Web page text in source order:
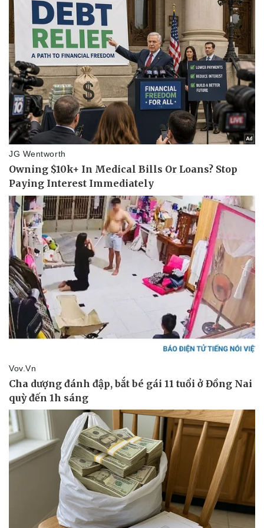
Thể thao
Bóng đá
Lịch thi đấu bóng đá
Thế giới thể thao
Ô tô - Xe máy
Ô tô
Xe máy
Tư vấn